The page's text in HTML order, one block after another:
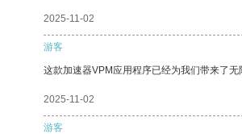
2025-11-02
游客
这款加速器VPM应用程序已经为我们带来了无
2025-11-02
游客